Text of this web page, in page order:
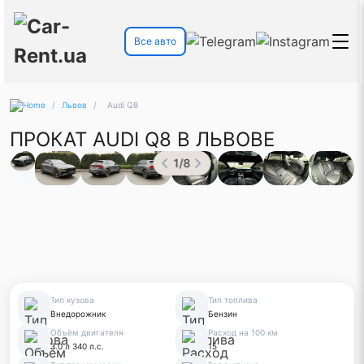
Все авто
/ Львов / Audi Q8
ПРОКАТ AUDI Q8 В ЛЬВОВЕ
1/8
Тип кузова
Внедорожник
Тип топлива
Бензин
Объём двигателя
3.0 л 340 л.с.
Расход на 100 км
15